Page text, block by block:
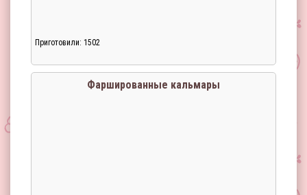
Приготовили: 1502
Фаршированные кальмары